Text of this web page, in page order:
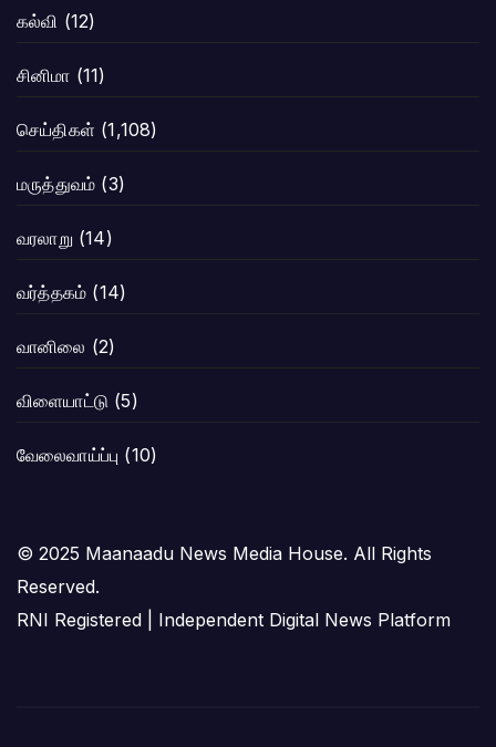
கல்வி (12)
சினிமா (11)
செய்திகள் (1,108)
மருத்துவம் (3)
வரலாறு (14)
வர்த்தகம் (14)
வானிலை (2)
விளையாட்டு (5)
வேலைவாய்ப்பு (10)
© 2025 Maanaadu News Media House. All Rights
Reserved.
RNI Registered | Independent Digital News Platform